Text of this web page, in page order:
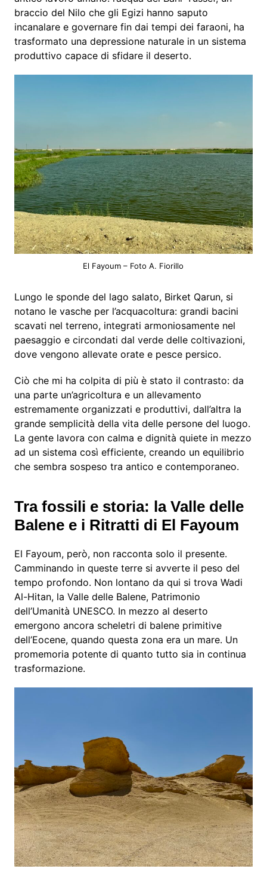
braccio del Nilo che gli Egizi hanno saputo
incanalare e governare fin dai tempi dei faraoni, ha
trasformato una depressione naturale in un sistema
produttivo capace di sfidare il deserto.
El Fayoum – Foto A. Fiorillo
Lungo le sponde del lago salato, Birket Qarun, si
notano le vasche per l’acquacoltura: grandi bacini
scavati nel terreno, integrati armoniosamente nel
paesaggio e circondati dal verde delle coltivazioni,
dove vengono allevate orate e pesce persico.
Ciò che mi ha colpita di più è stato il contrasto: da
una parte un’agricoltura e un allevamento
estremamente organizzati e produttivi, dall’altra la
grande semplicità della vita delle persone del luogo.
La gente lavora con calma e dignità quiete in mezzo
ad un sistema così efficiente, creando un equilibrio
che sembra sospeso tra antico e contemporaneo.
Tra fossili e storia: la Valle delle
Balene e i Ritratti di El Fayoum
El Fayoum, però, non racconta solo il presente.
Camminando in queste terre si avverte il peso del
tempo profondo. Non lontano da qui si trova Wadi
Al-Hitan, la Valle delle Balene, Patrimonio
dell’Umanità UNESCO. In mezzo al deserto
emergono ancora scheletri di balene primitive
dell’Eocene, quando questa zona era un mare. Un
promemoria potente di quanto tutto sia in continua
trasformazione.